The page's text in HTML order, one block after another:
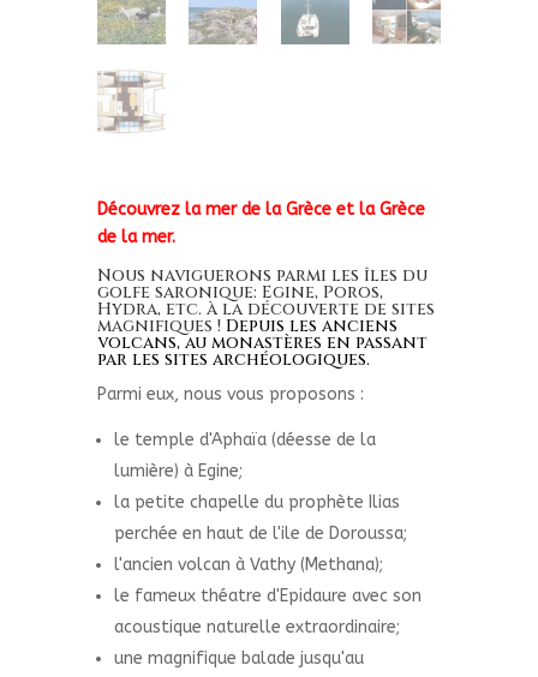
Découvrez la mer de la Grèce et la Grèce
de la mer.
Nous naviguerons parmi les îles du
golfe saronique: Egine, Poros,
Hydra, etc. à la découverte de sites
magnifiques ! Depuis les anciens
volcans, au monastères en passant
par les sites archéologiques.
Parmi eux, nous vous proposons :
le temple d'Aphaïa (déesse de la
lumière) à Egine;
la petite chapelle du prophète Ilias
perchée en haut de l'ile de Doroussa;
l'ancien volcan à Vathy (Methana);
le fameux théatre d'Epidaure avec son
acoustique naturelle extraordinaire;
une magnifique balade jusqu'au